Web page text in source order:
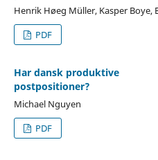
Henrik Høeg Müller, Kasper Boye,
PDF
Har dansk produktive
postpositioner?
Michael Nguyen
PDF